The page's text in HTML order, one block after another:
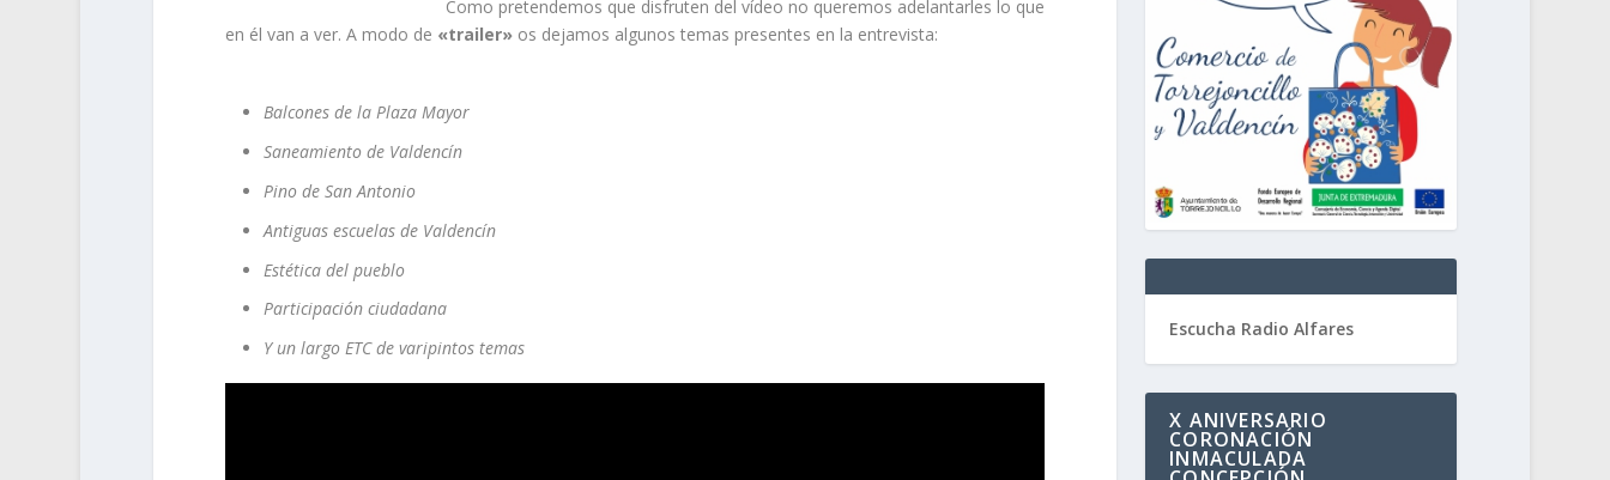
Como pretendemos que disfruten del vídeo no queremos adelantarles lo que
en él van a ver. A modo de «trailer»os dejamos algunos temas presentes en la entrevista:
Balcones de la Plaza Mayor
Saneamiento de Valdencín
Pino de San Antonio
Antiguas escuelas de Valdencín
Estética del pueblo
Participación ciudadana
Y un largo ETC de varipintos temas
Escucha Radio Alfares
X ANIVERSARIO
CORONACIÓN
INMACULADA